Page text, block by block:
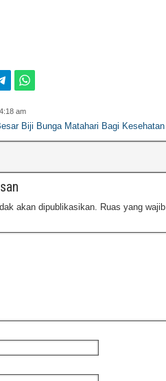
am
Biji Bunga Matahari Bagi
akan dipublikasikan. Ruas yang